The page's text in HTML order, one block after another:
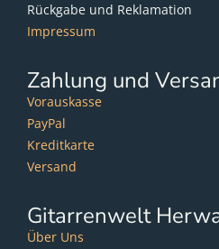
Rückgabe und Reklamation
Impressum
Zahlung und
Vorauskasse
PayPal
Kreditkarte
Versand
Gitarrenwelt
Über Uns